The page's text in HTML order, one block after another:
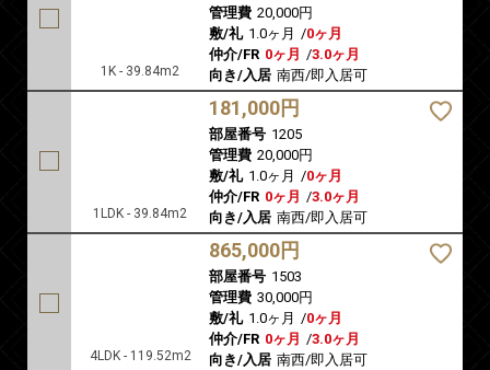
1K - 39.84m2
管理費 20,000円
敷/礼 1.0ヶ月 /0ヶ月
仲介/FR 0ヶ月 /3.0ヶ月
向き/入居 南西/即入居可
1LDK - 39.84m2
181,000円
部屋番号 1205
管理費 20,000円
敷/礼 1.0ヶ月 /0ヶ月
仲介/FR 0ヶ月 /3.0ヶ月
向き/入居 南西/即入居可
4LDK - 119.52m2
865,000円
部屋番号 1503
管理費 30,000円
敷/礼 1.0ヶ月 /0ヶ月
仲介/FR 0ヶ月 /3.0ヶ月
向き/入居 南西/即入居可